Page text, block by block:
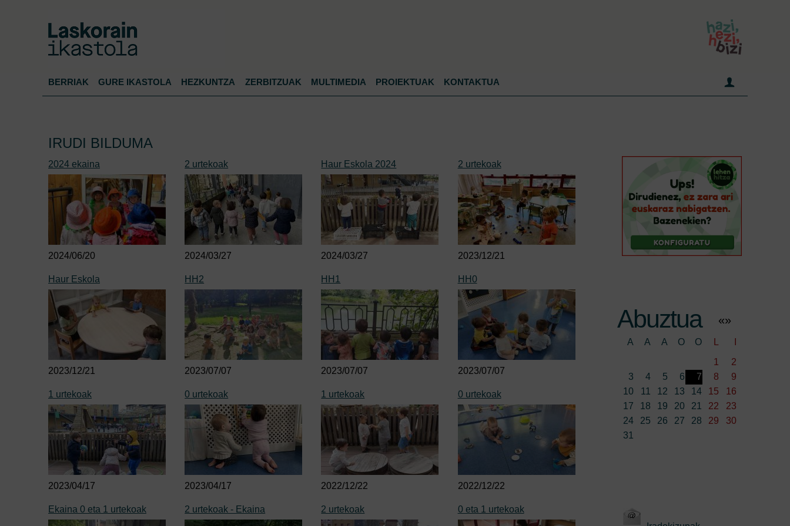
BERRIAK GURE IKASTOLA HEZKUNTZA ZERBITZUAK MULTIMEDIA PROIEKTUAK KONTAKTUA
IRUDI BILDUMA
2024 ekaina
2024/06/20
2 urtekoak
2024/03/27
Haur Eskola 2024
2024/03/27
2 urtekoak
2023/12/21
Haur Eskola
2023/12/21
HH2
2023/07/07
HH1
2023/07/07
HH0
2023/07/07
1 urtekoak
2023/04/17
0 urtekoak
2023/04/17
1 urtekoak
2022/12/22
0 urtekoak
2022/12/22
Ekaina 0 eta 1 urtekoak 2 urtekoak - Ekaina 2 urtekoak 0 eta 1 urtekoak
Abuztua «»
A A A O O
1
2
3
4 5 6 7 8
9
10
11 12 13 14 15
16
17
18 19 20 21 22
23
24
25 26 27 28 29
30
31